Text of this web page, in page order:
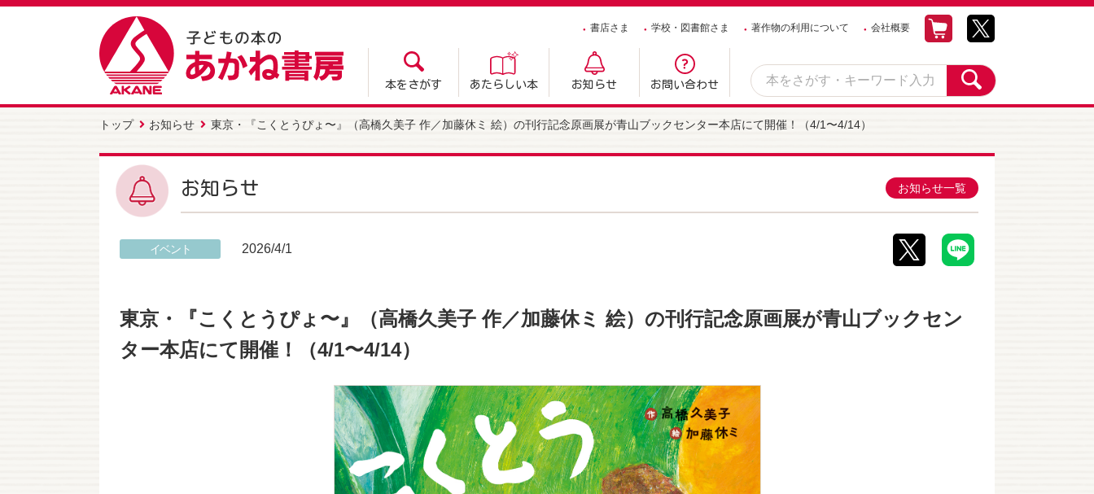
書店さま 学校・図書館さま 著作物の利用について 会社概要
本をさがす あたらしい本 お知らせ お問い合わせ
トップ お知らせ 東京・『こくとうぴょ〜』（高橋久美子 作／加藤休ミ 絵）の刊行記念原画展が青山ブックセンター本店にて開催！（4/1〜4/14）
お知らせ お知らせ一覧
イベント 2026/4/1
東京・『こくとうぴょ〜』（高橋久美子 作／加藤休ミ 絵）の刊行記念原画展が青山ブックセン
ター本店にて開催！（4/1〜4/14）